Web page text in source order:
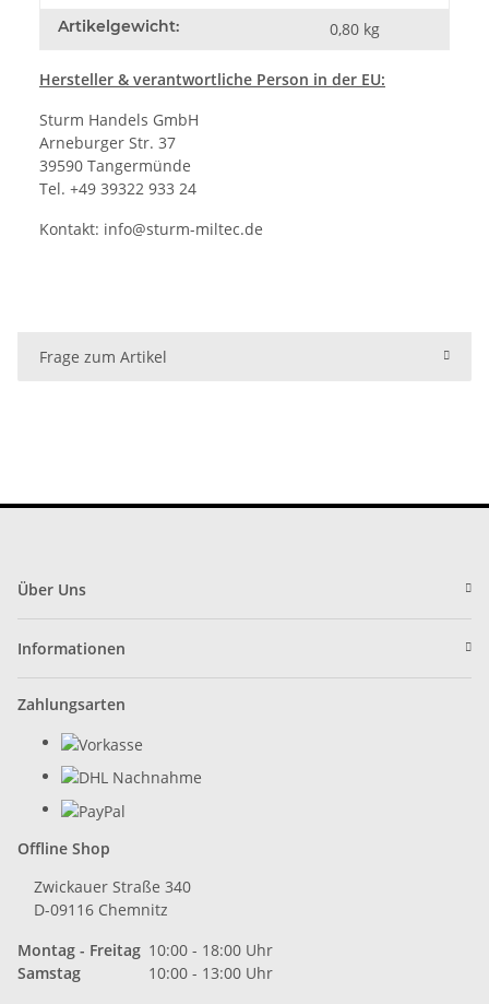
Artikelgewicht: 0,80 kg
Hersteller & verantwortliche Person in der EU:
Sturm Handels GmbH
Arneburger Str. 37
39590 Tangermünde
Tel. +49 39322 933 24
Kontakt: info@sturm-miltec.de
Frage zum Artikel
Über Uns
Informationen
Zahlungsarten
Offline Shop
Zwickauer Straße 340
D-09116 Chemnitz
Montag - Freitag 10:00 - 18:00 Uhr
Samstag
10:00 - 13:00 Uhr